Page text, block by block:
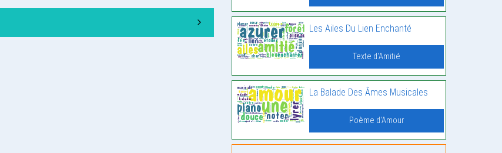
Les Ailes Du Lien Enchanté
Texte d'Amitié
La Balade Des Âmes Musicales
Poème d'Amour